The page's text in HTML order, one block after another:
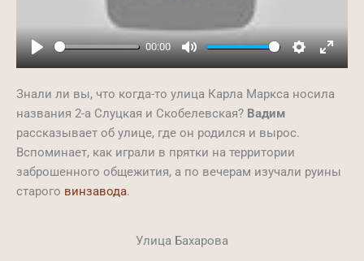
Play
00:00
Mute Settings
Знали ли вы, что когда-то улица Карла Маркса носила
названия 2-а Слуцкая и Скобелевская? Вадим
рассказывает об улице, где он родился и вырос.
Вспоминает, как играли в прятки на территории
заброшенного общежития, а по вечерам изучали руины
старого винзавода.
Улица Бахарова